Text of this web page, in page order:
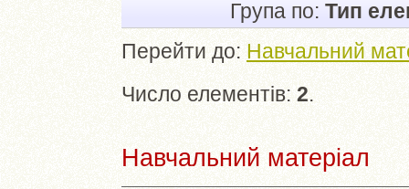
Група по: Тип
Перейти до: Навчальний
Число елементів: 2.
Навчальний матеріал